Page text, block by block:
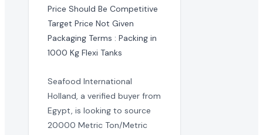
Price Should Be Competitive
Target Price Not Given
Packaging Terms : Packing in
1000 Kg Flexi Tanks
Seafood International
Holland, a verified buyer from
Egypt, is looking to source
20000 Metric Ton/Metric